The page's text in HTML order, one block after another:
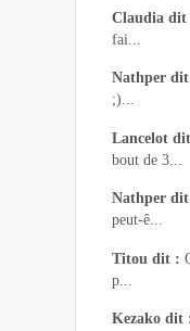
Claudia dit
fai...
Nathper
;)...
Lancelot
bout de 3...
Nathper
peut-ê...
Titou dit :
p...
Kezako dit